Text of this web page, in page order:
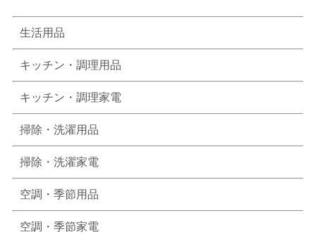
生活用品
キッチン・調理用品
キッチン・調理家電
掃除・洗濯用品
掃除・洗濯家電
空調・季節用品
空調・季節家電